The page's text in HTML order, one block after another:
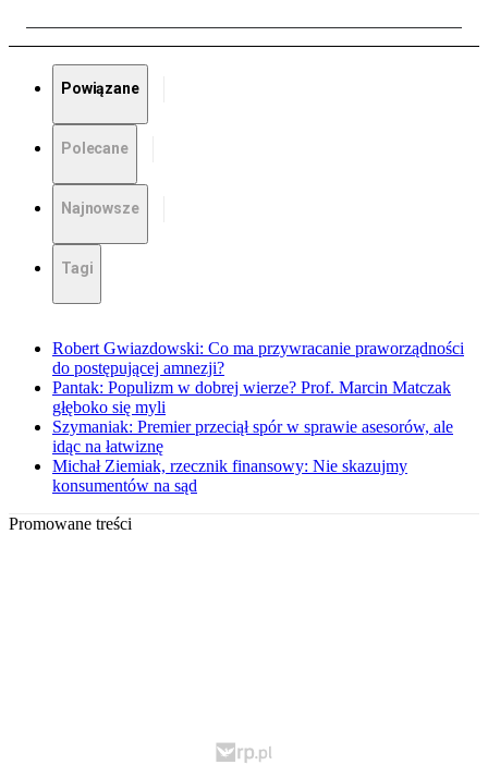
Powiązane
Polecane
Najnowsze
Tagi
Robert Gwiazdowski: Co ma przywracanie praworządności
do postępującej amnezji?
Pantak: Populizm w dobrej wierze? Prof. Marcin Matczak
głęboko się myli
Szymaniak: Premier przeciął spór w sprawie asesorów, ale
idąc na łatwiznę
Michał Ziemiak, rzecznik finansowy: Nie skazujmy
konsumentów na sąd
Promowane treści